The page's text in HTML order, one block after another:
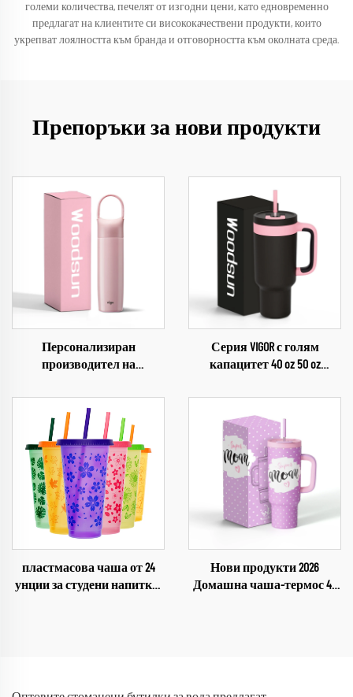
големи количества, печелят от изгодни цени, като едновременно
предлагат на клиентите си висококачествени продукти, които
укрепват лоялността към бранда и отговорността към околната среда.
Препоръки за нови продукти
Персонализиран
производител на
термоси от неръждаема
стомана за деца
Серия VIGOR с голям
капацитет 40 oz 50 oz
стомана на едро за кафе
термоси 2024
пластмасова чаша от 24
унции за студени напитки,
Нови продукти 2026
Домашна чаша-термос 40